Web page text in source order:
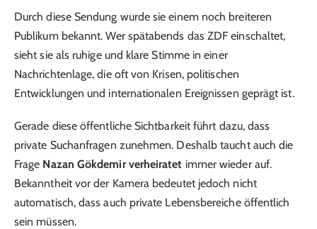
Durch diese Sendung wurde sie einem noch breiteren
Publikum bekannt. Wer spätabends das ZDF einschaltet,
sieht sie als ruhige und klare Stimme in einer
Nachrichtenlage, die oft von Krisen, politischen
Entwicklungen und internationalen Ereignissen geprägt ist.
Gerade diese öffentliche Sichtbarkeit führt dazu, dass
private Suchanfragen zunehmen. Deshalb taucht auch die
Frage Nazan Gökdemir verheiratet immer wieder auf.
Bekanntheit vor der Kamera bedeutet jedoch nicht
automatisch, dass auch private Lebensbereiche öffentlich
sein müssen.